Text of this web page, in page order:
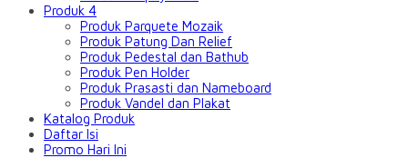
Produk 4
Produk Parquete Mozaik
Produk Patung Dan Relief
Produk Pedestal dan Bathub
Produk Pen Holder
Produk Prasasti dan Nameboard
Produk Vandel dan Plakat
Katalog Produk
Daftar Isi
Promo Hari Ini